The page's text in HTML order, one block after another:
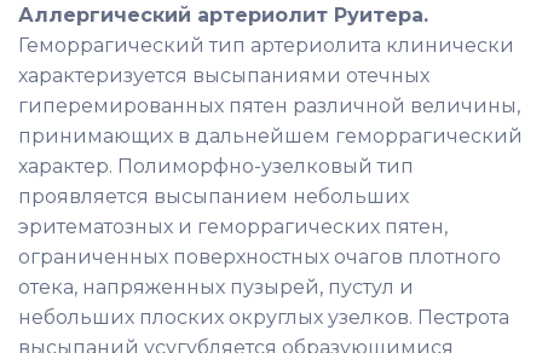
Аллергический артериолит Руитера.
Геморрагический тип артериолита клинически
характеризуется высыпаниями отечных
гиперемированных пятен различной величины,
принимающих в дальнейшем геморрагический
характер. Полиморфно-узелковый тип
проявляется высыпанием небольших
эритематозных и геморрагических пятен,
ограниченных поверхностных очагов плотного
отека, напряженных пузырей, пустул и
небольших плоских округлых узелков. Пестрота
высыпаний усугубляется образующимися